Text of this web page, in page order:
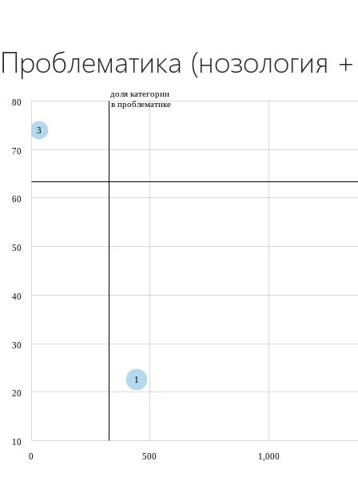
Проблематика (нозология +
1
3
10
20
30
40
50
60
70
80
доля категории
в проблематике
0 500 1,000